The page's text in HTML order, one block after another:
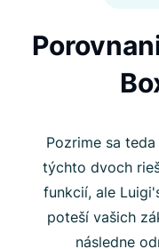
Pozrime sa
týchto dvoch
funkcií, ale
poteší vašich
následne